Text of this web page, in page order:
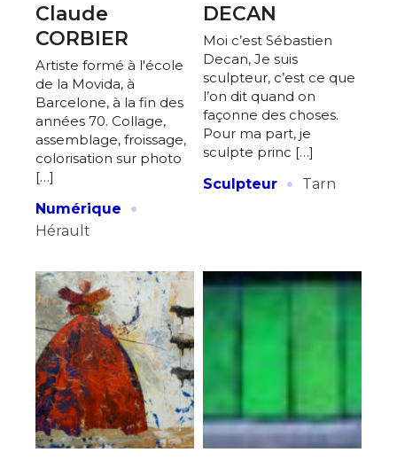
Claude
CORBIER
Artiste formé à l'école
de la Movida, à
Barcelone, à la fin des
années 70. Collage,
assemblage, froissage,
colorisation sur photo
[…]
Numérique
·
Hérault
DECAN
Moi c’est Sébastien
Decan, Je suis
sculpteur, c’est ce que
l’on dit quand on
façonne des choses.
Pour ma part, je
sculpte princ […]
Sculpteur · Tarn